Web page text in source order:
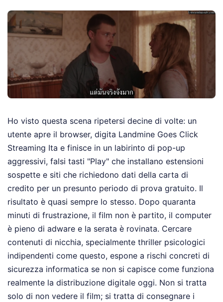
Ho visto questa scena ripetersi decine di volte: un
utente apre il browser, digita Landmine Goes Click
Streaming Ita e finisce in un labirinto di pop-up
aggressivi, falsi tasti "Play" che installano estensioni
sospette e siti che richiedono dati della carta di
credito per un presunto periodo di prova gratuito. Il
risultato è quasi sempre lo stesso. Dopo quaranta
minuti di frustrazione, il film non è partito, il computer
è pieno di adware e la serata è rovinata. Cercare
contenuti di nicchia, specialmente thriller psicologici
indipendenti come questo, espone a rischi concreti di
sicurezza informatica se non si capisce come funziona
realmente la distribuzione digitale oggi. Non si tratta
solo di non vedere il film; si tratta di consegnare i